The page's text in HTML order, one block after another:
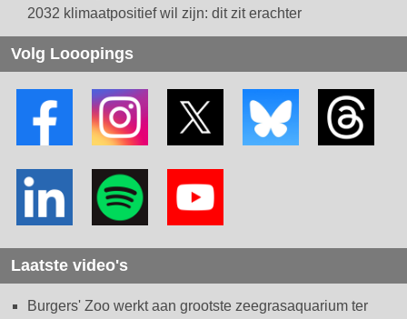
2032 klimaatpositief wil zijn: dit zit erachter
Volg Looopings
Laatste video's
Burgers' Zoo werkt aan grootste zeegrasaquarium ter